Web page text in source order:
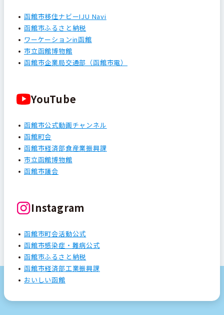
函館市移住ナビーIJU Navi
函館市ふるさと納税
ワーケーションin函館
市立函館博物館
函館市企業局交通部（函館市電）
YouTube
函館市公式動画チャンネル
函館町会
函館市経済部食産業振興課
市立函館博物館
函館市議会
Instagram
函館市町会活動公式
函館市感染症・難病公式
函館市ふるさと納税
函館市経済部工業振興課
おいしい函館